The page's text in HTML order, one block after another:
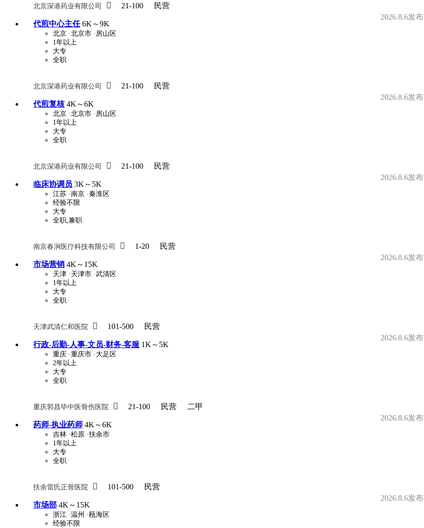
北京深港药业有限公司  21-100
民营
2026.8.6发布
代煎中心主任 6K～9K
北京 ·北京市 ·房山区
1年以上
大专
全职
北京深港药业有限公司  21-100
民营
2026.8.6发布
代煎复核 4K～6K
北京 ·北京市 ·房山区
1年以上
大专
全职
北京深港药业有限公司  21-100
民营
2026.8.6发布
临床协调员 3K～5K
江苏 ·南京 ·秦淮区
经验不限
大专
全职,兼职
南京春涧医疗科技有限公司  1-20
民营
2026.8.6发布
市场营销 4K～15K
天津 ·天津市 ·武清区
1年以上
大专
全职
天津武清仁和医院  101-500
民营
2026.8.6发布
行政-后勤-人事-文员-财务-客服 1K～5K
重庆 ·重庆市 ·大足区
2年以上
大专
全职
重庆郭昌毕中医骨伤医院  21-100 民营
二甲
2026.8.6发布
药师-执业药师 4K～6K
吉林 ·松原 ·扶余市
1年以上
大专
全职
扶余雷氏正骨医院  101-500
民营
2026.8.6发布
市场部 4K～15K
浙江 ·温州 ·瓯海区
经验不限